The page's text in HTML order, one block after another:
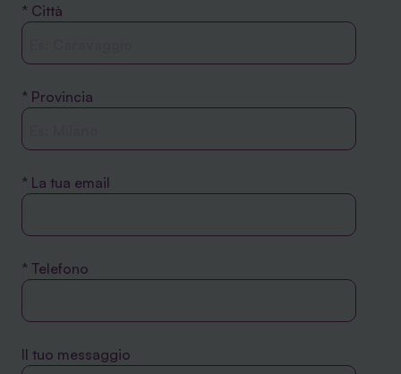
* Città
* Provincia
* La tua email
* Telefono
Il tuo messaggio